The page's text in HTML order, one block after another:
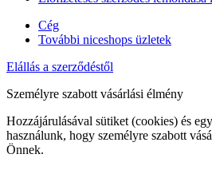
Cég
További niceshops üzletek
Elállás a szerződéstől
Személyre szabott vásárlási élmény
Hozzájárulásával sütiket (cookies) és
használunk, hogy személyre szabott
Önnek.